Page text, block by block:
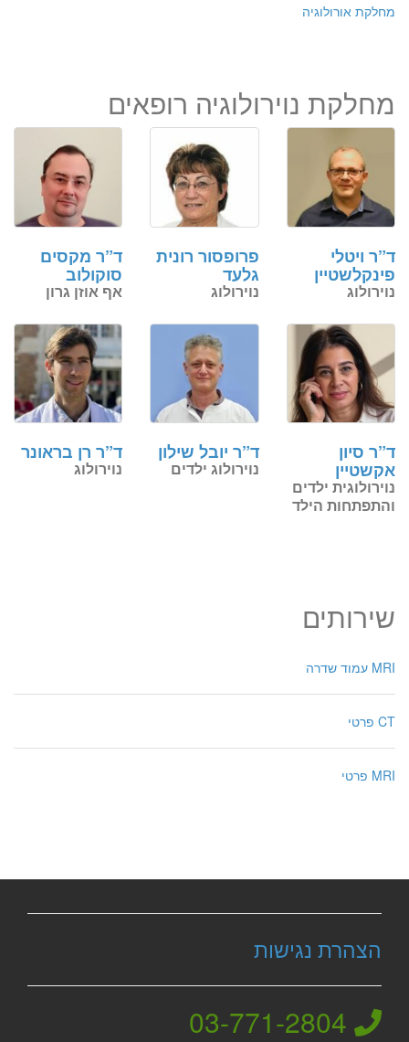
מחלקת אורולוגיה
מחלקת נוירולוגיה רופאים
ד”ר מקסים
סוקולוב
אף אוזן גרון
פרופסור רונית
גלעד
נוירולוג
ד”ר ויטלי
פינקלשטיין
נוירולוג
ד”ר רן בראונר
נוירולוג
ד”ר יובל שילון
נוירולוג ילדים
ד”ר סיון
אקשטיין
נוירולוגית ילדים
והתפתחות הילד
שירותים
MRI עמוד שדרה
CT פרטי
MRI פרטי
הצהרת נגישות
03-771-2804